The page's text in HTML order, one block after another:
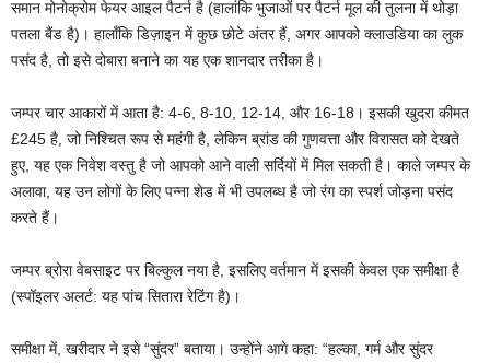
समान मोनोक्रोम फेयर आइल पैटर्न है (हालांकि भुजाओं पर पैटर्न मूल की तुलना में थोड़ा
पतला बैंड है)। हालाँकि डिज़ाइन में कुछ छोटे अंतर हैं, अगर आपको क्लाउडिया का लुक
पसंद है, तो इसे दोबारा बनाने का यह एक शानदार तरीका है।
जम्पर चार आकारों में आता है: 4-6, 8-10, 12-14, और 16-18। इसकी खुदरा कीमत
£245 है, जो निश्चित रूप से महंगी है, लेकिन ब्रांड की गुणवत्ता और विरासत को देखते
हुए, यह एक निवेश वस्तु है जो आपको आने वाली सर्दियों में मिल सकती है। काले जम्पर के
अलावा, यह उन लोगों के लिए पन्ना शेड में भी उपलब्ध है जो रंग का स्पर्श जोड़ना पसंद
करते हैं।
जम्पर ब्रोरा वेबसाइट पर बिल्कुल नया है, इसलिए वर्तमान में इसकी केवल एक समीक्षा है
(स्पॉइलर अलर्ट: यह पांच सितारा रेटिंग है)।
समीक्षा में, खरीदार ने इसे “सुंदर” बताया। उन्होंने आगे कहा: “हल्का, गर्म और सुंदर